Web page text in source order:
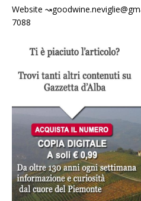
Website
7088